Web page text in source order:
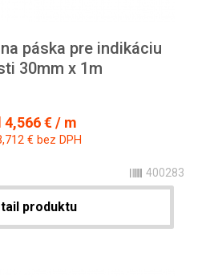
páska pre indikáciu
30mm x 1m
4,566 € / m
€ bez DPH
400283
produktu